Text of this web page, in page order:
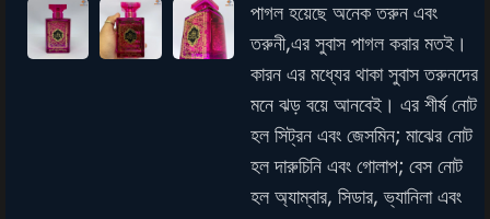
পাগল হয়েছে অনেক তরুন এবং
তরুনী,এর সুবাস পাগল করার মতই।
কারন এর মধ্যের থাকা সুবাস তরুনদের
মনে ঝড় বয়ে আনবেই। এর শীর্ষ নোট
হল সিট্রন এবং জেসমিন; মাঝের নোট
হল দারুচিনি এবং গোলাপ; বেস নোট
হল অ্যাম্বার, সিডার, ভ্যানিলা এবং